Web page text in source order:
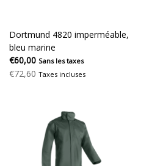
Dortmund 4820 imperméable,
bleu marine
€60,00 Sans les taxes
€72,60 Taxes incluses